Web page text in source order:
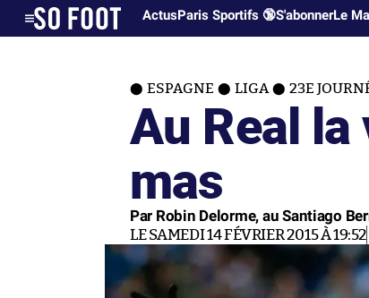
ActusParis Sportifs 🔞S'abonnerLe
ESPAGNE LIGA 23E
Au Real
mas
Par Robin Delorme, au Santiago
LE SAMEDI 14 FÉVRIER 2015 À 19:52